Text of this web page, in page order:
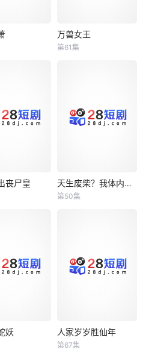
萧 万兽女王
万兽女王
第61集
火刑烧出丧尸皇
丧尸皇 天生废柴？我体内有神血 天生废柴？我体内有神血
第50集
蛇妖
妖 人家岁岁胜仙年
人家岁岁胜仙年
第67集